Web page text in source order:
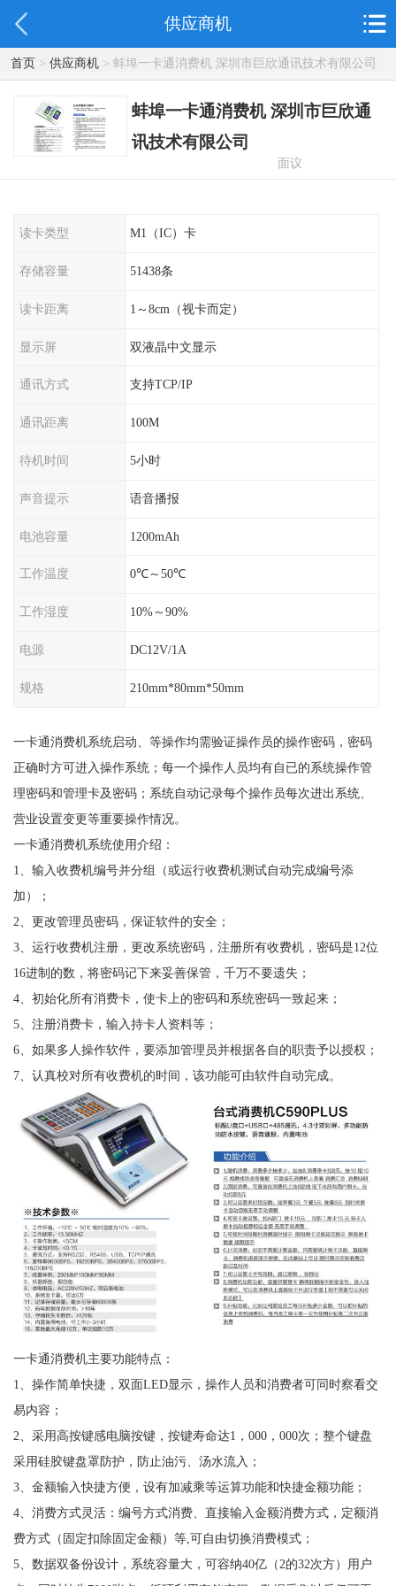
供应商机
首页> 供应商机> 蚌埠一卡通消费机 深圳市巨欣通讯技术有限公司
蚌埠一卡通消费机 深圳市巨欣通
讯技术有限公司
面议
读卡类型 M1（IC）卡
存储容量 51438条
读卡距离 1～8cm（视卡而定）
显示屏 双液晶中文显示
通讯方式 支持TCP/IP
通讯距离 100M
待机时间 5小时
声音提示 语音播报
电池容量 1200mAh
工作温度 0℃～50℃
工作湿度 10%～90%
电源 DC12V/1A
规格 210mm*80mm*50mm
一卡通消费机系统启动、等操作均需验证操作员的操作密码，密码
正确时方可进入操作系统；每一个操作人员均有自已的系统操作管
理密码和管理卡及密码；系统自动记录每个操作员每次进出系统、
营业设置变更等重要操作情况。
一卡通消费机系统使用介绍：
1、输入收费机编号并分组（或运行收费机测试自动完成编号添
加）；
2、更改管理员密码，保证软件的安全；
3、运行收费机注册，更改系统密码，注册所有收费机，密码是12位
16进制的数，将密码记下来妥善保管，千万不要遗失；
4、初始化所有消费卡，使卡上的密码和系统密码一致起来；
5、注册消费卡，输入持卡人资料等；
6、如果多人操作软件，要添加管理员并根据各自的职责予以授权；
7、认真校对所有收费机的时间，该功能可由软件自动完成。
一卡通消费机主要功能特点：
1、操作简单快捷，双面LED显示，操作人员和消费者可同时察看交
易内容；
2、采用高按键感电脑按键，按键寿命达1，000，000次；整个键盘
采用硅胶键盘罩防护，防止油污、汤水流入；
3、金额输入快捷方便，设有加减乘等运算功能和快捷金额功能；
4、消费方式灵活：编号方式消费、直接输入金额消费方式，定额消
费方式（固定扣除固定金额）等,可自由切换消费模式；
5、数据双备份设计，系统容量大，可容纳40亿（2的32次方）用户